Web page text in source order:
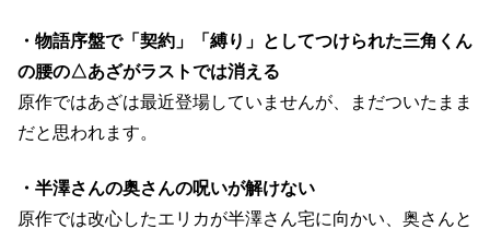
・物語序盤で「契約」「縛り」としてつけられた三角くん
の腰の△あざがラストでは消える
原作ではあざは最近登場していませんが、まだついたまま
だと思われます。
・半澤さんの奥さんの呪いが解けない
原作では改心したエリカが半澤さん宅に向かい、奥さんと